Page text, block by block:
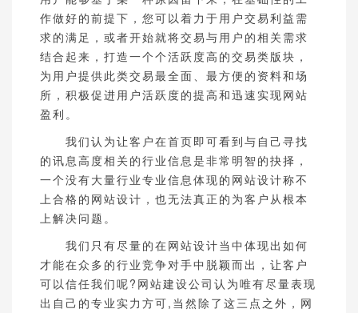
作做好的前提下，您可以着力于用户交易利益需
求的满足，或者开始就将交易与用户的相关需求
结合起来，打造一个个活跃度高的交易类版块，
为用户提供此类交易最全面、最方便的资料和场
所，积极促进用户活跃度的提高和迅速实现网站
盈利。
我们认为让客户在首页即可看到与自己寻找
的讯息高度相关的行业信息是非常明智的抉择，
一个没有大量行业专业信息体现的网站设计称不
上合格的网站设计，也无法真正的为客户从根本
上解决问题。
我们只有尽量的在网站设计当中体现出如何
才能在众多的行业竞争对手中脱颖而出，让客户
可以信任我们呢?网站建设公司认为唯有尽量表现
出自己的专业实力方可,当然除了这三点之外，网